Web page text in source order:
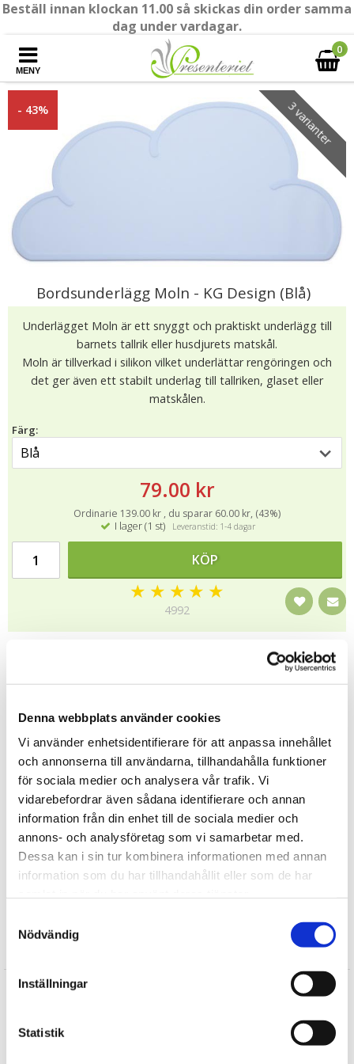
Denna webbplats använder cookies
Vi använder enhetsidentifierare för att anpassa innehållet
och annonserna till användarna, tillhandahålla funktioner
för sociala medier och analysera vår trafik. Vi
vidarebefordrar även sådana identifierare och annan
information från din enhet till de sociala medier och
annons- och analysföretag som vi samarbetar med.
Dessa kan i sin tur kombinera informationen med annan
information som du har tillhandahållit eller som de har
Nödvändig
Inställningar
Statistik
Beställ innan klockan 11.00 så skickas din order samma
dag under vardagar.
MENY
0
3 varianter
- 43%
Bordsunderlägg Moln - KG Design (Blå)
Underlägget Moln är ett snyggt och praktiskt underlägg till
barnets tallrik eller husdjurets matskål.
Moln är tillverkad i silikon vilket underlättar rengöringen och
det ger även ett stabilt underlag till tallriken, glaset eller
matskålen.
Färg:
79.00 kr
Ordinarie 139.00 kr , du sparar 60.00 kr, (43%)
I lager (1 st) Leveranstid: 1-4 dagar
KÖP
★ ★ ★ ★ ★
4992
Upptäck mer
Presenter till Barnet
Presenter till Husdjuret
Julklappar till Barnen
KG Design
Doppresenter
FYND